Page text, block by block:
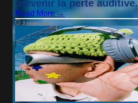
prévenir la perte auditive.
Read More →
3 years ago